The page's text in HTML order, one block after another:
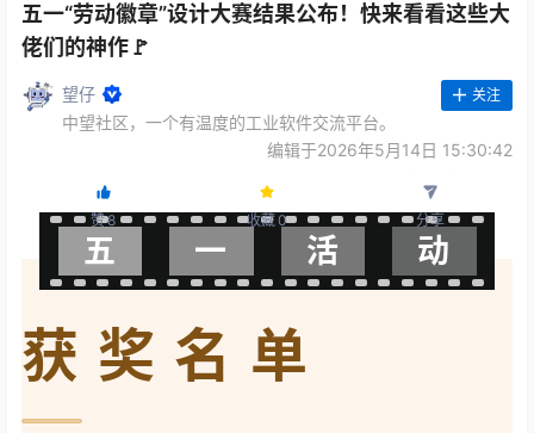
五一“劳动徽章”设计大赛结果公布！快来看看这些大
佬们的神作🚩
望仔
中望社区，一个有温度的工业软件交流平台。
关注
编辑于2026年5月14日 15:30:42
赞8 收藏0 分享
五 一 活 动
获奖名单